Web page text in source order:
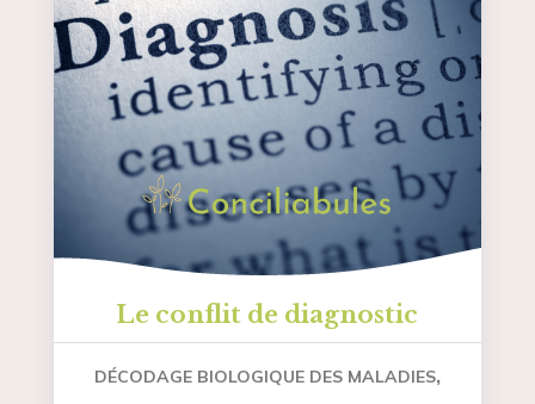
Le conflit de diagnostic
DÉCODAGE BIOLOGIQUE DES MALADIES,